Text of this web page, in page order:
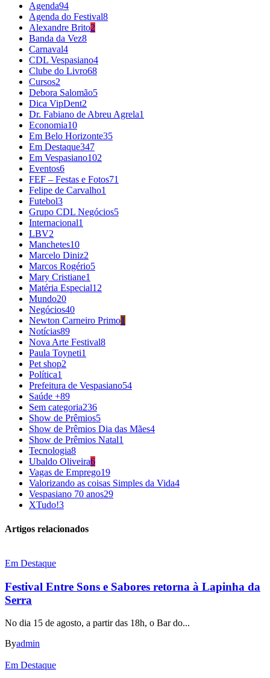
Agenda94
Agenda do Festival8
Alexandre Brito2
Banda da Vez8
Carnaval4
CDL Vespasiano4
Clube do Livro68
Cursos2
Debora Salomão5
Dica VipDent2
Dr. Fabiano de Abreu Agrela1
Economia10
Em Belo Horizonte35
Em Destaque347
Em Vespasiano102
Eventos6
FEF – Festas e Fotos71
Felipe de Carvalho1
Futebol3
Grupo CDL Negócios5
Internacional1
LBV2
Manchetes10
Marcelo Diniz2
Marcos Rogério5
Mary Cristiane1
Matéria Especial12
Mundo20
Negócios40
Newton Carneiro Primo1
Notícias89
Nova Arte Festival8
Paula Toyneti1
Pet shop2
Política1
Prefeitura de Vespasiano54
Saúde +89
Sem categoria236
Show de Prêmios5
Show de Prêmios Dia das Mães4
Show de Prêmios Natal1
Tecnologia8
Ubaldo Oliveira6
Vagas de Emprego19
Valorizando as coisas Simples da Vida4
Vespasiano 70 anos29
XTudo!3
Artigos relacionados
Em Destaque
Festival Entre Sons e Sabores retorna à Lapinha da
Serra
No dia 15 de agosto, a partir das 18h, o Bar do...
Byadmin
Em Destaque